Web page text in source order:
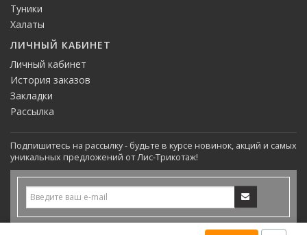
Туники
Халаты
ЛИЧНЫЙ КАБИНЕТ
Личный кабинет
История заказов
Закладки
Рассылка
Подпишитесь на рассылку - будьте в курсе новинок, акций и самых
уникальных предложений от Лис-Трикотаж!